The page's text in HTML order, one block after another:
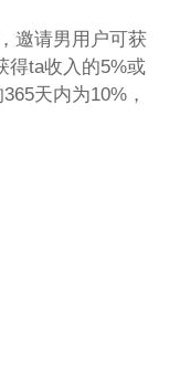
邀请男用户可获
得ta收入的5%或
天内为10%，